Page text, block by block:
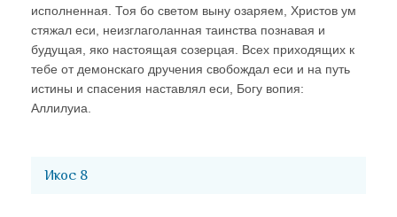
исполненная. Тоя бо светом выну озаряем, Христов ум
стяжал еси, неизглаголанная таинства познавая и
будущая, яко настоящая созерцая. Всех приходящих к
тебе от демонскаго дручения свобождал еси и на путь
истины и спасения наставлял еси, Богу вопия:
Аллилуиа.
Икос 8